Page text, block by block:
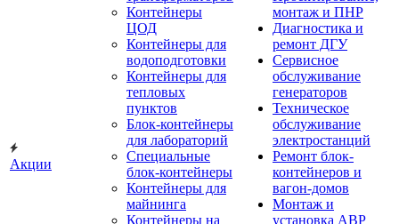
Акции
Контейнеры
ЦОД
Контейнеры для
водоподготовки
Контейнеры для
тепловых
пунктов
Блок-контейнеры
для лабораторий
Специальные
блок-контейнеры
Контейнеры для
майнинга
Контейнеры на
монтаж и ПНР
Диагностика и
ремонт ДГУ
Сервисное
обслуживание
генераторов
Техническое
обслуживание
электростанций
Ремонт блок-
контейнеров и
вагон-домов
Монтаж и
установка АВР